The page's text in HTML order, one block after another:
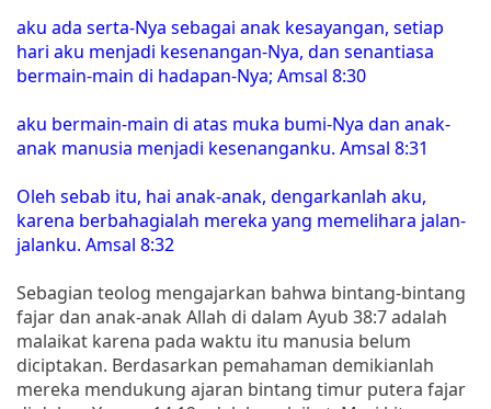
aku ada serta-Nya sebagai anak kesayangan, setiap
hari aku menjadi kesenangan-Nya, dan senantiasa
bermain-main di hadapan-Nya; Amsal 8:30
aku bermain-main di atas muka bumi-Nya dan anak-
anak manusia menjadi kesenanganku. Amsal 8:31
Oleh sebab itu, hai anak-anak, dengarkanlah aku,
karena berbahagialah mereka yang memelihara jalan-
jalanku. Amsal 8:32
Sebagian teolog mengajarkan bahwa bintang-bintang
fajar dan anak-anak Allah di dalam Ayub 38:7 adalah
malaikat karena pada waktu itu manusia belum
diciptakan. Berdasarkan pemahaman demikianlah
mereka mendukung ajaran bintang timur putera fajar